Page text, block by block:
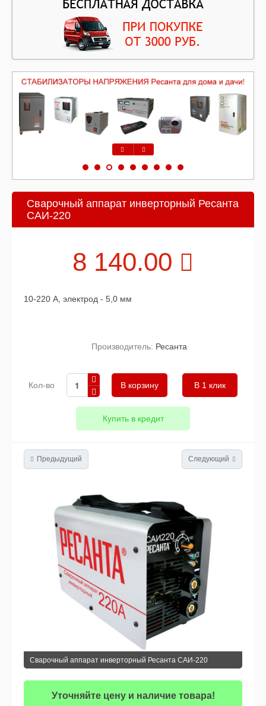
Сварочный аппарат инверторный Ресанта
САИ-220
8 140.00
10-220 А, электрод - 5,0 мм
Производитель: Ресанта
Кол-во В 1 клик
Купить в кредит
Предыдущий Следующий
Сварочный аппарат инверторный Ресанта САИ-220
Уточняйте цену и наличие товара!